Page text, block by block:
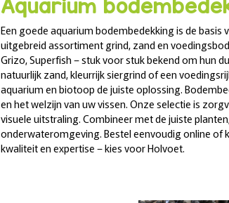
Aquarium
Een goede aquarium bodembedekking is de basis
uitgebreid assortiment grind, zand en
Grizo, Superfish – stuk voor stuk bekend om hun
natuurlijk zand, kleurrijk siergrind of een
aquarium en biotoop de juiste oplossing.
en het welzijn van uw vissen. Onze selectie is
visuele uitstraling. Combineer met de juiste
onderwateromgeving. Bestel eenvoudig online of
kwaliteit en expertise – kies voor Holvoet.